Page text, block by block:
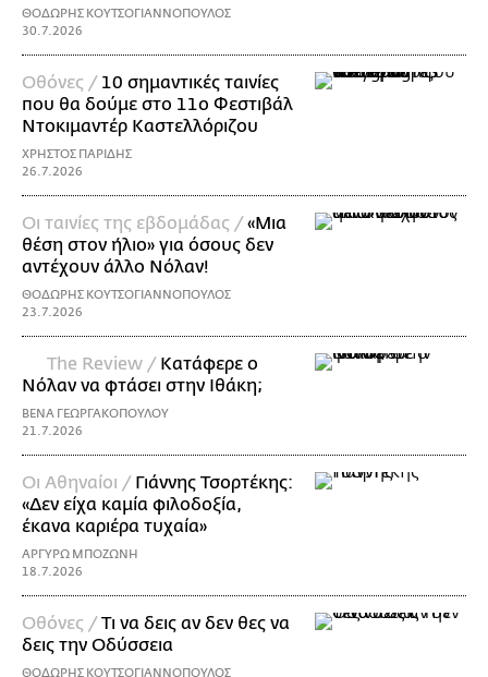
ΘΟΔΩΡΗΣ ΚΟΥΤΣΟΓΙΑΝΝΟΠΟΥΛΟΣ
30.7.2026
Οθόνες / 10 σημαντικές ταινίες
που θα δούμε στο 11ο Φεστιβάλ
Ντοκιμαντέρ Καστελλόριζου
ΧΡΗΣΤΟΣ ΠΑΡΙΔΗΣ
26.7.2026
Οι ταινίες της εβδομάδας /«Μια
θέση στον ήλιο» για όσους δεν
αντέχουν άλλο Νόλαν!
ΘΟΔΩΡΗΣ ΚΟΥΤΣΟΓΙΑΝΝΟΠΟΥΛΟΣ
23.7.2026
The Review / Κατάφερε ο
Νόλαν να φτάσει στην Ιθάκη;
ΒΕΝΑ ΓΕΩΡΓΑΚΟΠΟΥΛΟΥ
21.7.2026
Οι Αθηναίοι / Γιάννης Τσορτέκης:
«Δεν είχα καμία φιλοδοξία,
έκανα καριέρα τυχαία»
ΑΡΓΥΡΩ ΜΠΟΖΩΝΗ
18.7.2026
Οθόνες /Τι να δεις αν δεν θες να
δεις την Οδύσσεια
ΘΟΔΩΡΗΣ ΚΟΥΤΣΟΓΙΑΝΝΟΠΟΥΛΟΣ